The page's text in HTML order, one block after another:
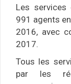
Les services
991 agents
2016, avec
2017.
Tous les
par les